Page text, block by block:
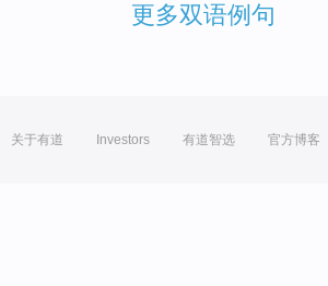
更多双语例句
关于有道 Investors 有道智选 官方博客